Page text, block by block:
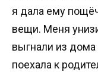
я дала ему
вещи. Меня
выгнали из дома
поехала к